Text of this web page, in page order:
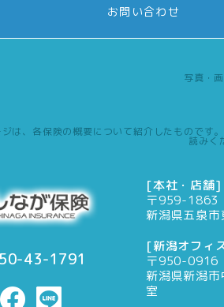
お問い合わせ
写真・
は、各保険の概要について紹介したもので
読みく
43-1791
[本社・店舗]
〒959-1863
新潟県五泉
[新潟オフィ
〒950-0916
新潟県新潟
室